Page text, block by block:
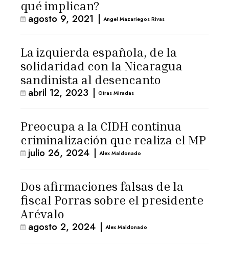
qué implican?
agosto 9, 2021 | Angel Mazariegos Rivas
La izquierda española, de la
solidaridad con la Nicaragua
sandinista al desencanto
abril 12, 2023 | Otras Miradas
Preocupa a la CIDH continua
criminalización que realiza el MP
julio 26, 2024 | Alex Maldonado
Dos afirmaciones falsas de la
fiscal Porras sobre el presidente
Arévalo
agosto 2, 2024 | Alex Maldonado